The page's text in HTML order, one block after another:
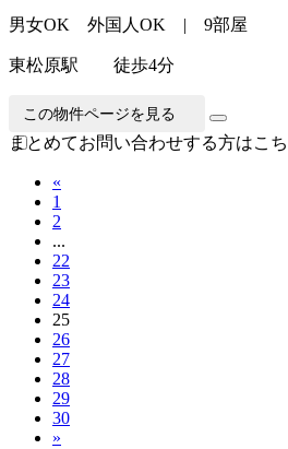
男女OK 外国人OK | 9部屋
東松原駅 徒歩4分
この物件ページを見る
まとめてお問い合わせする方はこ
«
1
2
...
22
23
24
25
26
27
28
29
30
»